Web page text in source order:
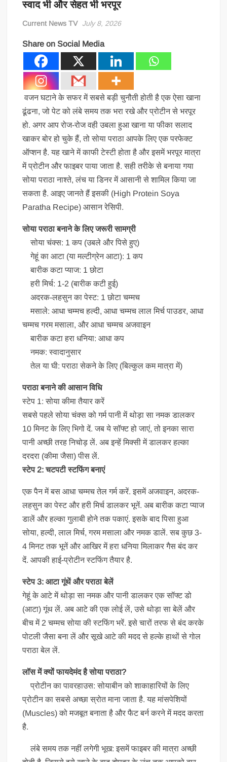
स्वाद भी और सेहत भी भरपूर
Current News TV July 8, 2026
Share on Social Media
वजन घटाने के सफर में सबसे बड़ी चुनौती होती है एक ऐसा खाना
ढूंढना, जो पेट को लंबे समय तक भरा रखे और प्रोटीन से भरपूर
हो. अगर आप रोज-रोज वही उबला हुआ खाना या फीका सलाद
खाकर बोर हो चुके हैं, तो सोया पराठा आपके लिए एक परफेक्ट
ऑप्शन है. यह खाने में काफी टेस्टी होता है और इसमें भरपूर मात्रा
में प्रोटीन और फाइबर पाया जाता है. सही तरीके से बनाया गया
सोया पराठा नाश्ते, लंच या डिनर में आसानी से शामिल किया जा
सकता है. आइए जानते हैं इसकी (High Protein Soya
Paratha Recipe) आसान रेसिपी.
सोया पराठा बनाने के लिए जरूरी सामग्री
सोया चंक्स: 1 कप (उबले और पिसे हुए)
गेहूं का आटा (या मल्टीग्रेन आटा): 1 कप
बारीक कटा प्याज: 1 छोटा
हरी मिर्च: 1-2 (बारीक कटी हुई)
अदरक-लहसुन का पेस्ट: 1 छोटा चम्मच
मसाले: आधा चम्मच हल्दी, आधा चम्मच लाल मिर्च पाउडर, आधा
चम्मच गरम मसाला, और आधा चम्मच अजवाइन
बारीक कटा हरा धनिया: आधा कप
नमक: स्वादानुसार
तेल या घी: पराठा सेकने के लिए (बिल्कुल कम मात्रा में)
पराठा बनाने की आसान विधि
स्टेप 1: सोया कीमा तैयार करें
सबसे पहले सोया चंक्स को गर्म पानी में थोड़ा सा नमक डालकर
10 मिनट के लिए भिगो दें. जब ये सॉफ्ट हो जाएं, तो इनका सारा
पानी अच्छी तरह निचोड़ लें. अब इन्हें मिक्सी में डालकर हल्का
दरदरा (कीमा जैसा) पीस लें.
स्टेप 2: चटपटी स्टफिंग बनाएं
एक पैन में बस आधा चम्मच तेल गर्म करें. इसमें अजवाइन, अदरक-
लहसुन का पेस्ट और हरी मिर्च डालकर भूनें. अब बारीक कटा प्याज
डालें और हल्का गुलाबी होने तक पकाएं. इसके बाद पिसा हुआ
सोया, हल्दी, लाल मिर्च, गरम मसाला और नमक डालें. सब कुछ 3-
4 मिनट तक भूनें और आखिर में हरा धनिया मिलाकर गैस बंद कर
दें. आपकी हाई-प्रोटीन स्टफिंग तैयार है.
स्टेप 3: आटा गूंथें और पराठा बेलें
गेहूं के आटे में थोड़ा सा नमक और पानी डालकर एक सॉफ्ट डो
(आटा) गूंथ लें. अब आटे की एक लोई लें, उसे थोड़ा सा बेलें और
बीच में 2 चम्मच सोया की स्टफिंग भरें. इसे चारों तरफ से बंद करके
पोटली जैसा बना लें और सूखे आटे की मदद से हल्के हाथों से गोल
पराठा बेल लें.
लॉस में क्यों फायदेमंद है सोया पराठा?
प्रोटीन का पावरहाउस: सोयाबीन को शाकाहारियों के लिए
प्रोटीन का सबसे अच्छा स्रोत माना जाता है. यह मांसपेशियों
(Muscles) को मजबूत बनाता है और फैट बर्न करने में मदद करता
है.
लंबे समय तक नहीं लगेगी भूख: इसमें फाइबर की मात्रा अच्छी